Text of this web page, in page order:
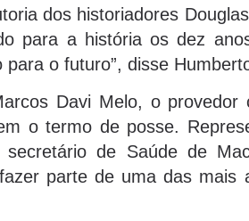
dos historiadores
para a história os dez
o futuro”, disse
Davi Melo, o provedor
o termo de posse.
de Saúde de
parte de uma das mais